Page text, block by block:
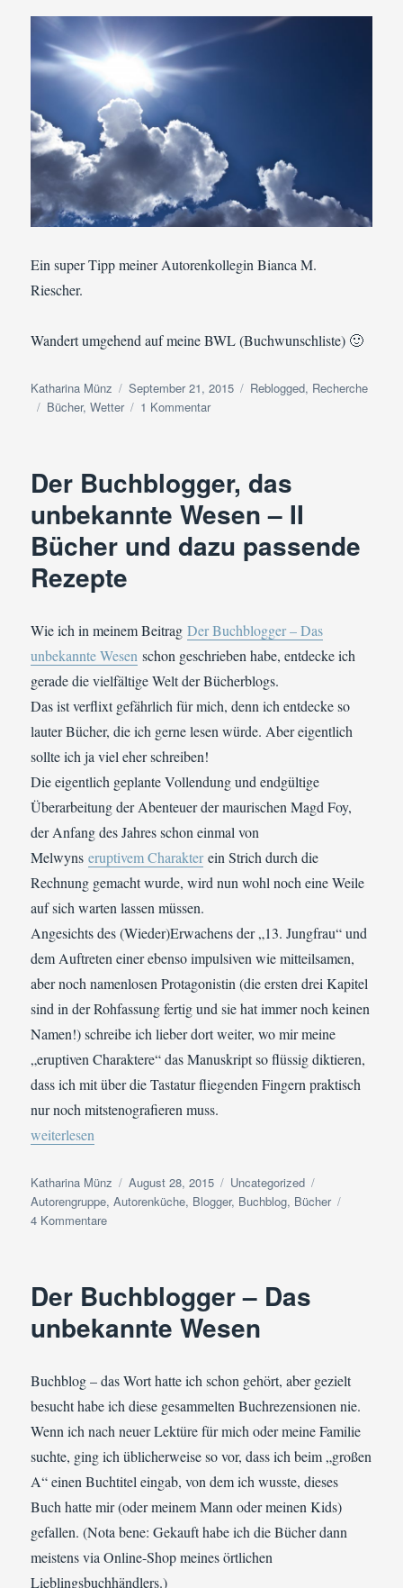
jetzt
Weihnachten?
Ein super Tipp meiner Autorenkollegin Bianca M.
Riescher.
Wandert umgehend auf meine BWL (Buchwunschliste) 🙂
Autor
Katharina Münz
Veröffentlicht
am
September 21, 2015 Kategorien
Reblogged, Recherche
Schlagwörter
Bücher,Wetter 1 Kommentarzu
das
Wetter
am
23.08.1633?
*
Der Buchblogger, das
unbekannte Wesen – II
Bücher und dazu passende
Rezepte
Wie ich in meinem BeitragDer Buchblogger – Das
unbekannte Wesen schon geschrieben habe, entdecke ich
gerade die vielfältige Welt der Bücherblogs.
Das ist verflixt gefährlich für mich, denn ich entdecke so
lauter Bücher, die ich gerne lesen würde. Aber eigentlich
sollte ich ja viel eher schreiben!
Die eigentlich geplante Vollendung und endgültige
Überarbeitung der Abenteuer der maurischen Magd Foy,
der Anfang des Jahres schon einmal von
Melwynseruptivem Charakterein Strich durch die
Rechnung gemacht wurde, wird nun wohl noch eine Weile
auf sich warten lassen müssen.
Angesichts des (Wieder)Erwachens der „13. Jungfrau“ und
dem Auftreten einer ebenso impulsiven wie mitteilsamen,
aber noch namenlosen Protagonistin (die ersten drei Kapitel
sind in der Rohfassung fertig und sie hat immer noch keinen
Namen!) schreibe ich lieber dort weiter, wo mir meine
„eruptiven Charaktere“ das Manuskript so flüssig diktieren,
dass ich mit über die Tastatur fliegenden Fingern praktisch
nur noch mitstenografieren muss.
„Der Buchblogger, das unbekannte Wesen – II Bücher und dazu
weiterlesen
Autor
Katharina Münz
Veröffentlicht
am
August 28, 2015 Kategorien
Uncategorized
Autorengruppe,Autorenküche, Blogger, Buchblog, Bücher
4 Kommentarezu
unbekannte
–
und
dazu
passende
Der Buchblogger – Das
unbekannte Wesen
Buchblog – das Wort hatte ich schon gehört, aber gezielt
besucht habe ich diese gesammelten Buchrezensionen nie.
Wenn ich nach neuer Lektüre für mich oder meine Familie
suchte, ging ich üblicherweise so vor, dass ich beim „großen
A“ einen Buchtitel eingab, von dem ich wusste, dieses
Buch hatte mir (oder meinem Mann oder meinen Kids)
gefallen. (Nota bene: Gekauft habe ich die Bücher dann
meistens via Online-Shop meines örtlichen
Lieblingsbuchhändlers.)